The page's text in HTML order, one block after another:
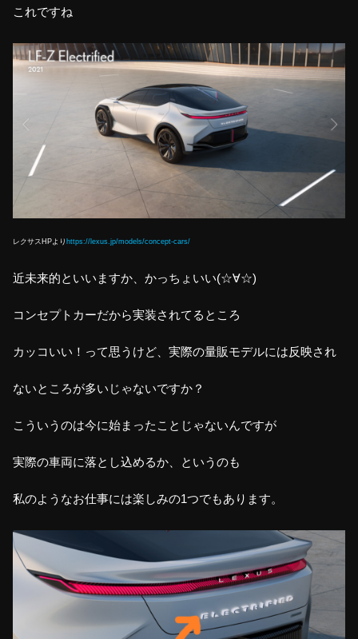
これですね
レクサスHPより https://lexus.jp/models/concept-cars/
近未来的といいますか、かっちょいい(☆∀☆)
コンセプトカーだから実装されてるところ
カッコいい！って思うけど、実際の量販モデルには反映され
ないところが多いじゃないですか？
こういうのは今に始まったことじゃないんですが
実際の車両に落とし込めるか、というのも
私のようなお仕事には楽しみの1つでもあります。